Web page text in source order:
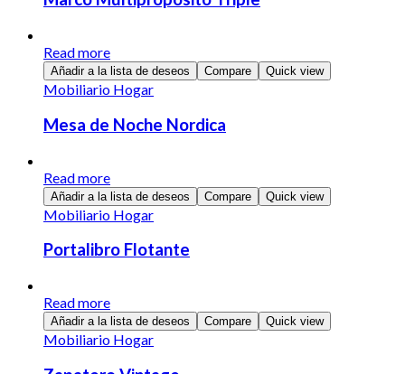
Read more
Añadir a la lista de deseos Compare Quick view
Mobiliario Hogar
Mesa de Noche Nordica
Read more
Añadir a la lista de deseos Compare Quick view
Mobiliario Hogar
Portalibro Flotante
Read more
Añadir a la lista de deseos Compare Quick view
Mobiliario Hogar